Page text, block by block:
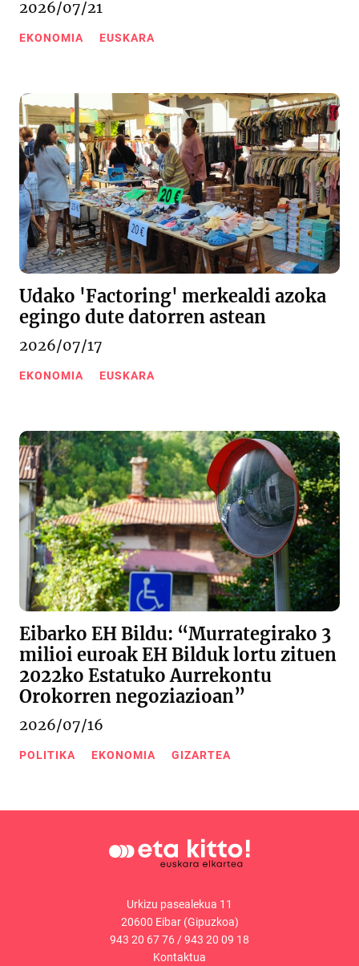
2026/07/21
EKONOMIA EUSKARA
Udako 'Factoring' merkealdi azoka
egingo dute datorren astean
2026/07/17
EKONOMIA EUSKARA
Eibarko EH Bildu: “Murrategirako 3
milioi euroak EH Bilduk lortu zituen
2022ko Estatuko Aurrekontu
Orokorren negoziazioan”
2026/07/16
POLITIKA EKONOMIA GIZARTEA
Urkizu pasealekua 11
20600 Eibar (Gipuzkoa)
943 20 67 76/943 20 09 18
Kontaktua